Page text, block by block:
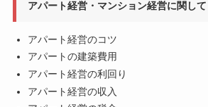
アパート経営・マンション経営に関して
アパート経営のコツ
アパートの建築費用
アパート経営の利回り
アパート経営の収入